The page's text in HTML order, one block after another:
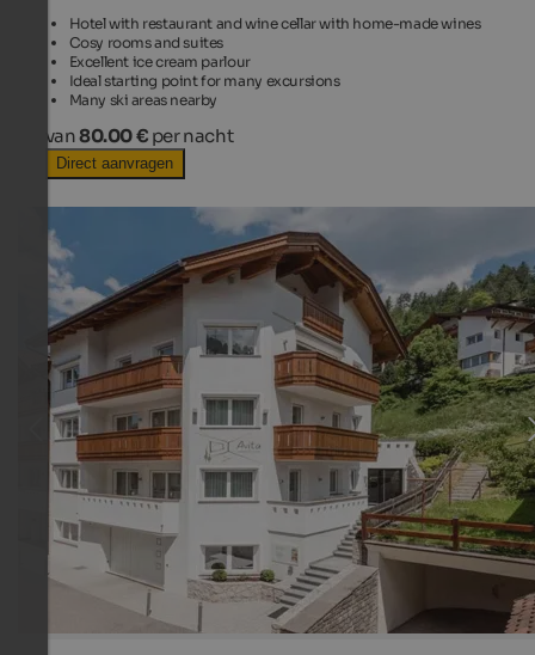
Hotel with restaurant and wine cellar with home-made wines
Cosy rooms and suites
Excellent ice cream parlour
Ideal starting point for many excursions
Many ski areas nearby
van80.00 € per nacht
Direct aanvragen